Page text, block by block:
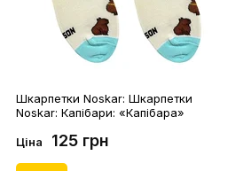
Шкарпетки Noskar: Шкарпетки
Noskar: Капібари: «Капібара»
Ціна 125 грн